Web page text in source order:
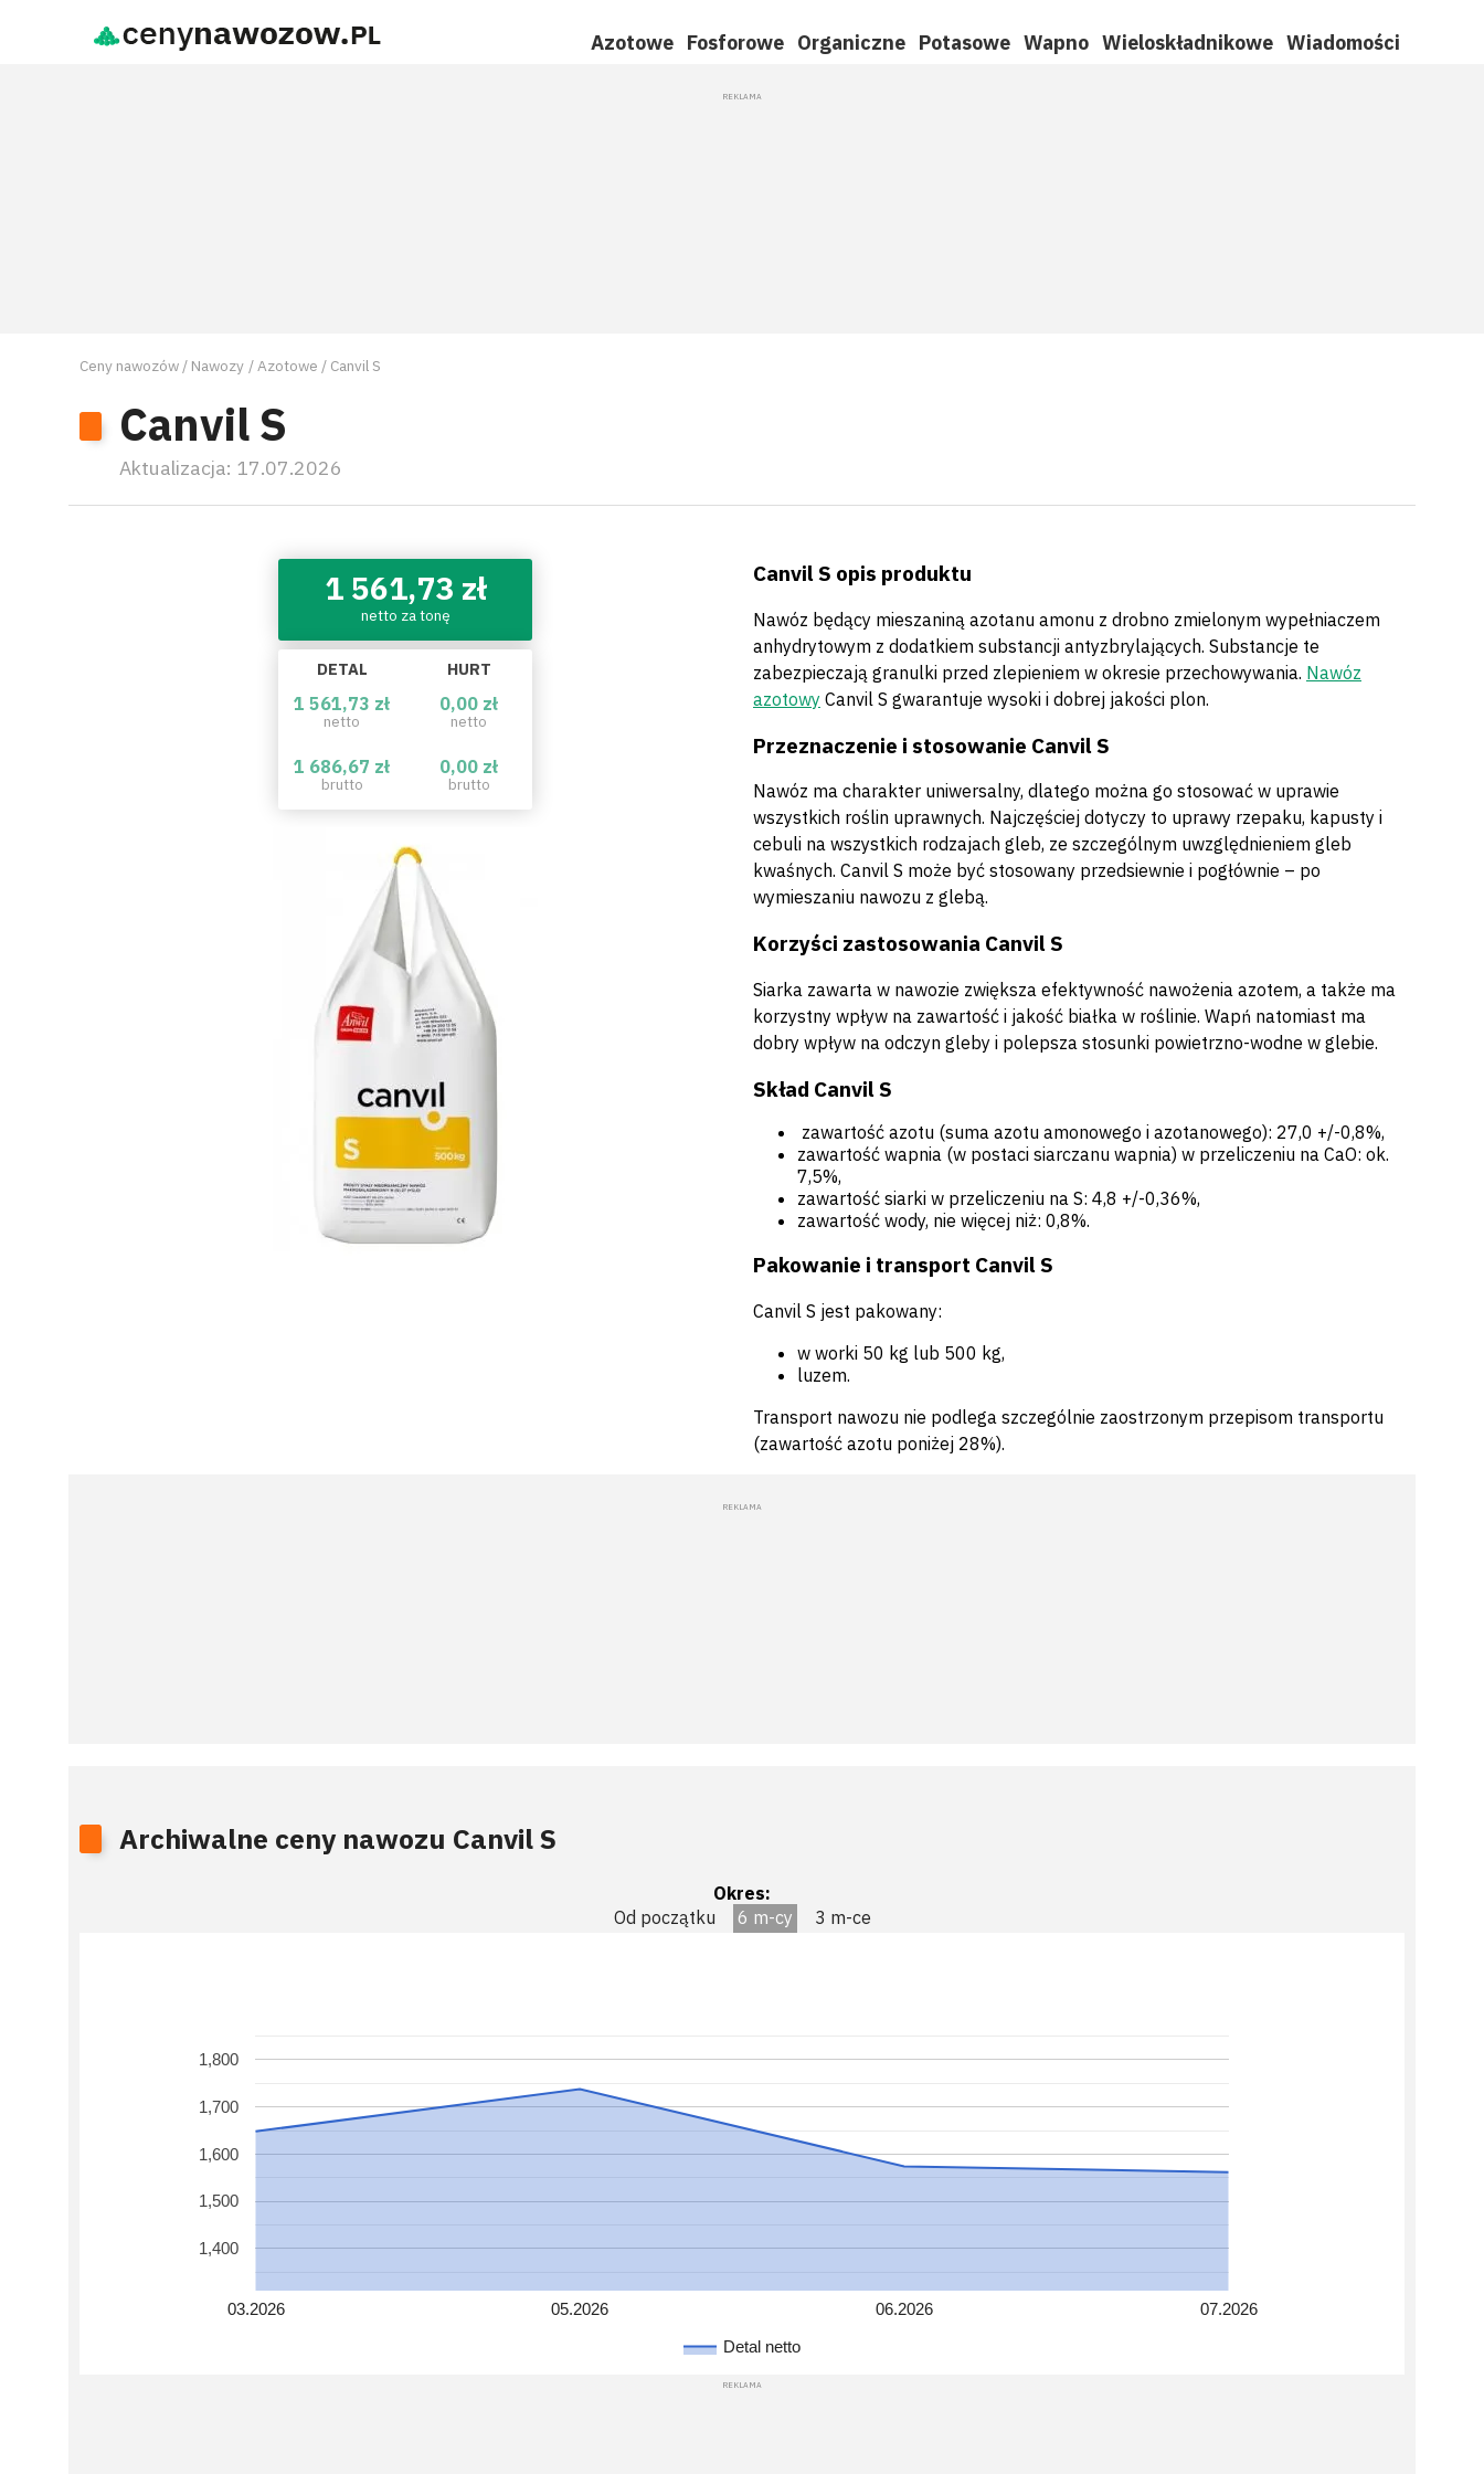
Azotowe Fosforowe Organiczne Potasowe Wapno Wieloskładnikowe Wiadomości
Ceny nawozów Nawozy Azotowe Canvil S
Canvil S
Aktualizacja: 17.07.2026
1 561,73 zł
netto za tonę
DETAL HURT
1 561,73 zł
netto
0,00 zł
netto
1 686,67 zł
brutto
0,00 zł
brutto
Canvil S opis produktu
Nawóz będący mieszaniną azotanu amonu z drobno zmielonym wypełniaczem
anhydrytowym z dodatkiem substancji antyzbrylających. Substancje te
zabezpieczają granulki przed zlepieniem w okresie przechowywania. Nawóz
azotowy Canvil S gwarantuje wysoki i dobrej jakości plon.
Przeznaczenie i stosowanie Canvil S
Nawóz ma charakter uniwersalny, dlatego można go stosować w uprawie
wszystkich roślin uprawnych. Najczęściej dotyczy to uprawy rzepaku, kapusty i
cebuli na wszystkich rodzajach gleb, ze szczególnym uwzględnieniem gleb
kwaśnych. Canvil S może być stosowany przedsiewnie i pogłównie – po
wymieszaniu nawozu z glebą.
Korzyści zastosowania Canvil S
Siarka zawarta w nawozie zwiększa efektywność nawożenia azotem, a także ma
korzystny wpływ na zawartość i jakość białka w roślinie. Wapń natomiast ma
dobry wpływ na odczyn gleby i polepsza stosunki powietrzno-wodne w glebie.
Skład Canvil S
zawartość azotu (suma azotu amonowego i azotanowego): 27,0 +/-0,8%,
zawartość wapnia (w postaci siarczanu wapnia) w przeliczeniu na CaO: ok.
7,5%,
zawartość siarki w przeliczeniu na S: 4,8 +/-0,36%,
zawartość wody, nie więcej niż: 0,8%.
Pakowanie i transport Canvil S
Canvil S jest pakowany:
w worki 50 kg lub 500 kg,
luzem.
Transport nawozu nie podlega szczególnie zaostrzonym przepisom transportu
(zawartość azotu poniżej 28%).
Archiwalne ceny nawozu Canvil S
Okres:
Od początku
6 m-cy 3 m-ce
Detal netto
03.2026 05.2026 06.2026 07.2026
1,400
1,500
1,600
1,700
1,800